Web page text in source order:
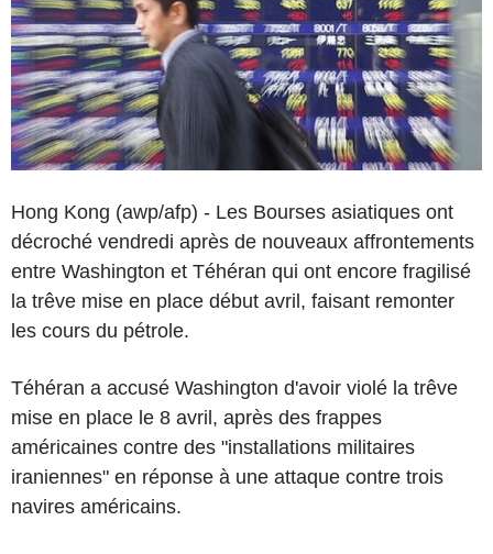
Hong Kong (awp/afp) - Les Bourses asiatiques ont
décroché vendredi après de nouveaux affrontements
entre Washington et Téhéran qui ont encore fragilisé
la trêve mise en place début avril, faisant remonter
les cours du pétrole.
Téhéran a accusé Washington d'avoir violé la trêve
mise en place le 8 avril, après des frappes
américaines contre des "installations militaires
iraniennes" en réponse à une attaque contre trois
navires américains.